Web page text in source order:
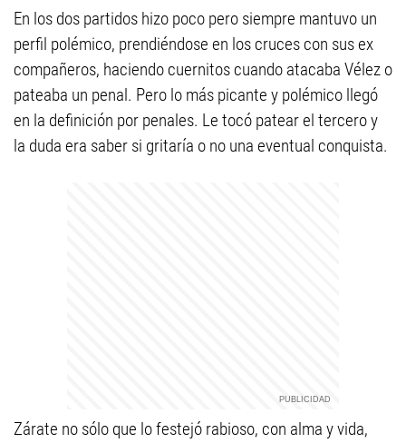
En los dos partidos hizo poco pero siempre mantuvo un
perfil polémico, prendiéndose en los cruces con sus ex
compañeros, haciendo cuernitos cuando atacaba Vélez o
pateaba un penal. Pero lo más picante y polémico llegó
en la definición por penales. Le tocó patear el tercero y
la duda era saber si gritaría o no una eventual conquista.
Zárate no sólo que lo festejó rabioso, con alma y vida,